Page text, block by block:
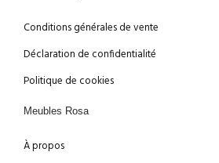
Conditions générales de vente
Déclaration de confidentialité
Politique de cookies
Meubles Rosa
À propos